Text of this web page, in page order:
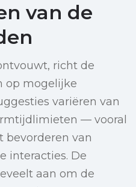
van de
richt de
op mogelijke
variëren van
— vooral
van
interacties. De
aan om de